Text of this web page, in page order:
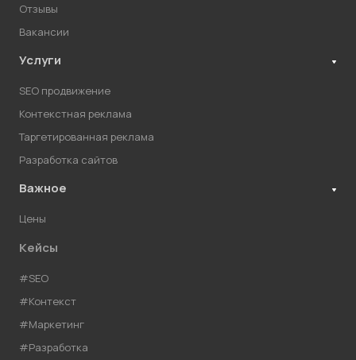
Отзывы
Вакансии
Услуги
SEO продвижение
Контекстная реклама
Таргетированная реклама
Разработка сайтов
Важное
Цены
Кейсы
#SEO
#Контекст
#Маркетинг
#Разработка